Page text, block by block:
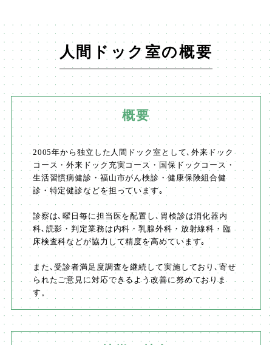
人間ドック室の概要
概要
2005年から独立した人間ドック室として､外来ドック
コース・外来ドック充実コース・国保ドックコース・
生活習慣病健診・福山市がん検診・健康保険組合健
診・特定健診などを担っています｡
診察は､曜日毎に担当医を配置し､胃検診は消化器内
科､読影・判定業務は内科・乳腺外科・放射線科・臨
床検査科などが協力して精度を高めています｡
また､受診者満足度調査を継続して実施しており､寄せ
られたご意見に対応できるよう改善に努めておりま
す。